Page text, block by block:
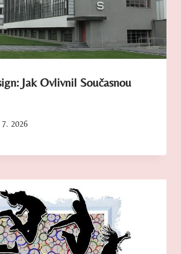
Jak Ovlivnil Současnou
7. 2026